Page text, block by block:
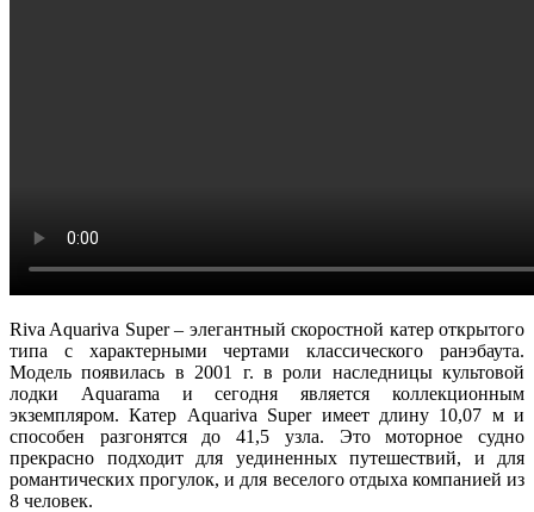
Riva Aquariva Super – элегантный скоростной катер открытого
типа с характерными чертами классического ранэбаута.
Модель появилась в 2001 г. в роли наследницы культовой
лодки Aquarama и сегодня является коллекционным
экземпляром. Катер Aquariva Super имеет длину 10,07 м и
способен разгонятся до 41,5 узла. Это моторное судно
прекрасно подходит для уединенных путешествий, и для
романтических прогулок, и для веселого отдыха компанией из
8 человек.